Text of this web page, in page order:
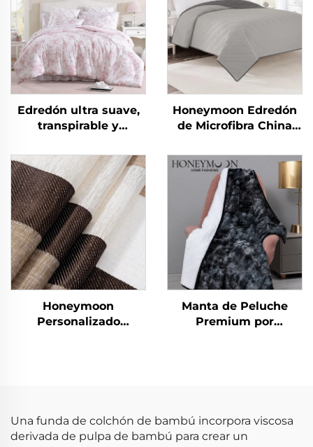
Edredón ultra suave,
transpirable y
de microfibra de
eucalipto, ligero,
alternativo a plumas y
edredón
Honeymoon Edredón
de Microfibra China
Sábanas Colcha y
Cubrecamas
Honeymoon
Personalizado
Manta de Peluche
Premium por
Todas las Temporadas
Una funda de colchón de bambú incorpora viscosa
derivada de pulpa de bambú para crear un